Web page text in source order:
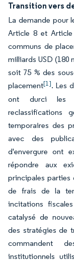
Transition vers
La demande pour
Article 8 et
communs de
milliards USD (180
soit 75 % des
placement[1]. Les
ont durci les
reclassifications
temporaires des
avec des
d'envergure ont
répondre aux
principales parties
de frais de la
incitations
catalysé de
des stratégies de
commandent
institutionnels